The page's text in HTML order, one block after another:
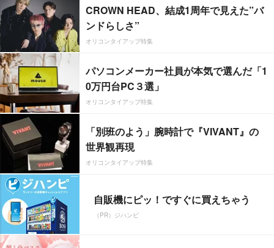
CROWN HEAD、結成1周年で見えた”バ
ンドらしさ”
オリコンタイアップ特集
パソコンメーカー社員が本気で選んだ「1
0万円台PC３選」
オリコンタイアップ特集
「別班のよう」腕時計で『VIVANT』の
世界観再現
オリコンタイアップ特集
自販機にピッ！ですぐに買えちゃう
（PR）ジハンピ